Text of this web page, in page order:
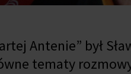
Antenie” był
tematy